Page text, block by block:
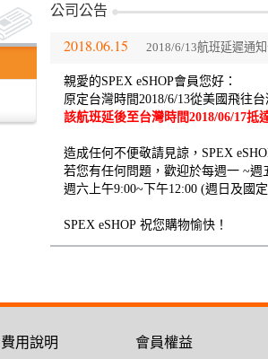
公司公告
2018.06.15 2018/6/13航班延遲通
親愛的SPEX eSHOP會員您好：
原定台灣時間2018/6/13從美國飛往
該航班延後至台灣時間2018/06/17抵
造成任何不便敬請見諒，SPEX
若您有任何問題，歡迎於每週一 ~週
週六上午9:00~下午12:00 (週日及國
SPEX eSHOP 祝您購物愉快！
費用說明 會員權益